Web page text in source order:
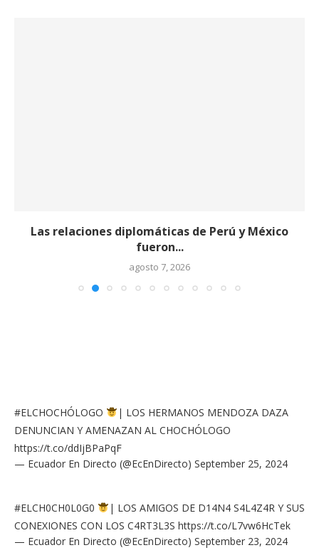
Las relaciones diplomáticas de Perú y México
fueron...
agosto 7, 2026
#ELCHOCHÓLOGO
| LOS HERMANOS MENDOZA DAZA
DENUNCIAN Y AMENAZAN AL CHOCHÓLOGO
https://t.co/ddIjBPaPqF
— Ecuador En Directo (@EcEnDirecto) September 25, 2024
#ELCH0CH0L0G0
| LOS AMIGOS DE D14N4 S4L4Z4R Y SUS
CONEXIONES CON LOS C4RT3L3S https://t.co/L7vw6HcTek
— Ecuador En Directo (@EcEnDirecto) September 23, 2024